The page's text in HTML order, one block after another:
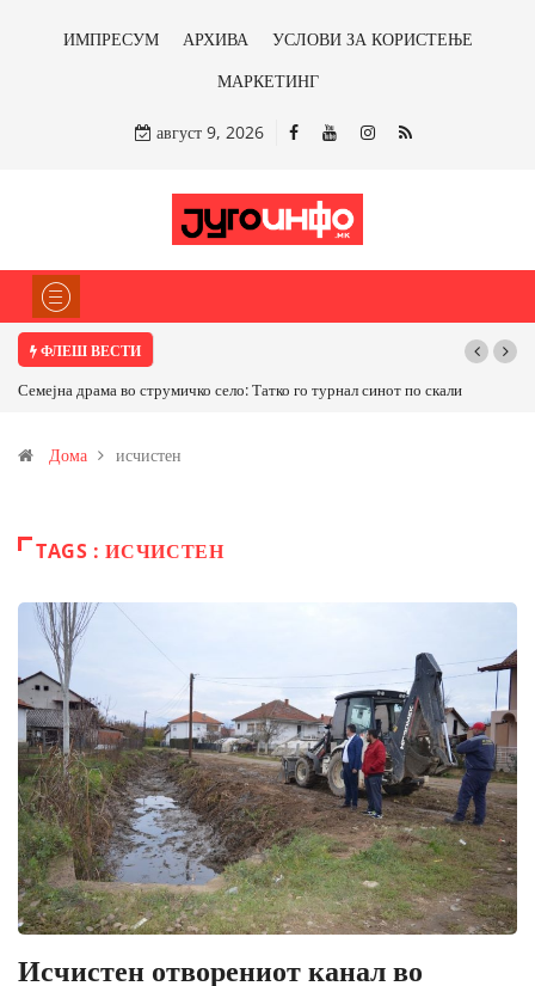
ИМПРЕСУМ АРХИВА
УСЛОВИ ЗА КОРИСТЕЊЕ
МАРКЕТИНГ
август 9, 2026
ФЛЕШ ВЕСТИ
Семејна драма во струмичко село: Татко го турнал синот по скали
Дома исчистен
TAGS : ИСЧИСТЕН
Исчистен отворениот канал во